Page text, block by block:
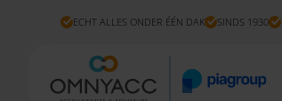
ECHT ALLES ONDER ÉÉN DAK SINDS 1930